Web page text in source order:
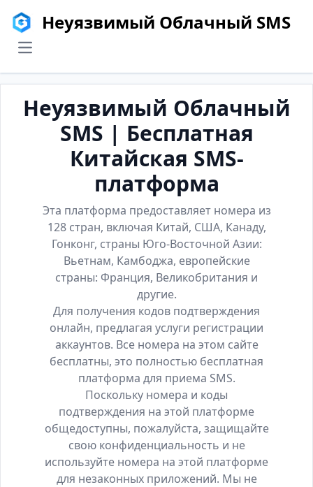
Неуязвимый Облачный SMS
menu
Неуязвимый Облачный
SMS | Бесплатная
Китайская SMS-
платформа
Эта платформа предоставляет номера из
128 стран, включая Китай, США, Канаду,
Гонконг, страны Юго-Восточной Азии:
Вьетнам, Камбоджа, европейские
страны: Франция, Великобритания и
другие.
Для получения кодов подтверждения
онлайн, предлагая услуги регистрации
аккаунтов. Все номера на этом сайте
бесплатны, это полностью бесплатная
платформа для приема SMS.
Поскольку номера и коды
подтверждения на этой платформе
общедоступны, пожалуйста, защищайте
свою конфиденциальность и не
используйте номера на этой платформе
для незаконных приложений. Мы не